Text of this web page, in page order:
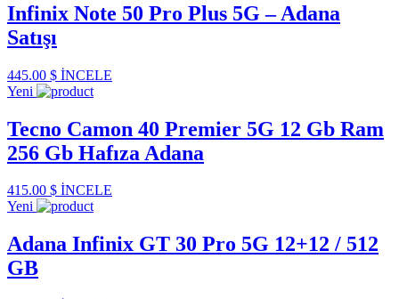
Infinix Note 50 Pro Plus 5G – Adana
Satışı
445.00 $ İNCELE
Yeni
Tecno Camon 40 Premier 5G 12 Gb Ram
256 Gb Hafıza Adana
415.00 $ İNCELE
Yeni
Adana Infinix GT 30 Pro 5G 12+12 / 512
GB